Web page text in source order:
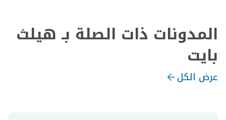
المدونات ذات الصلة بـ هيلث
بايت
عرض الكل